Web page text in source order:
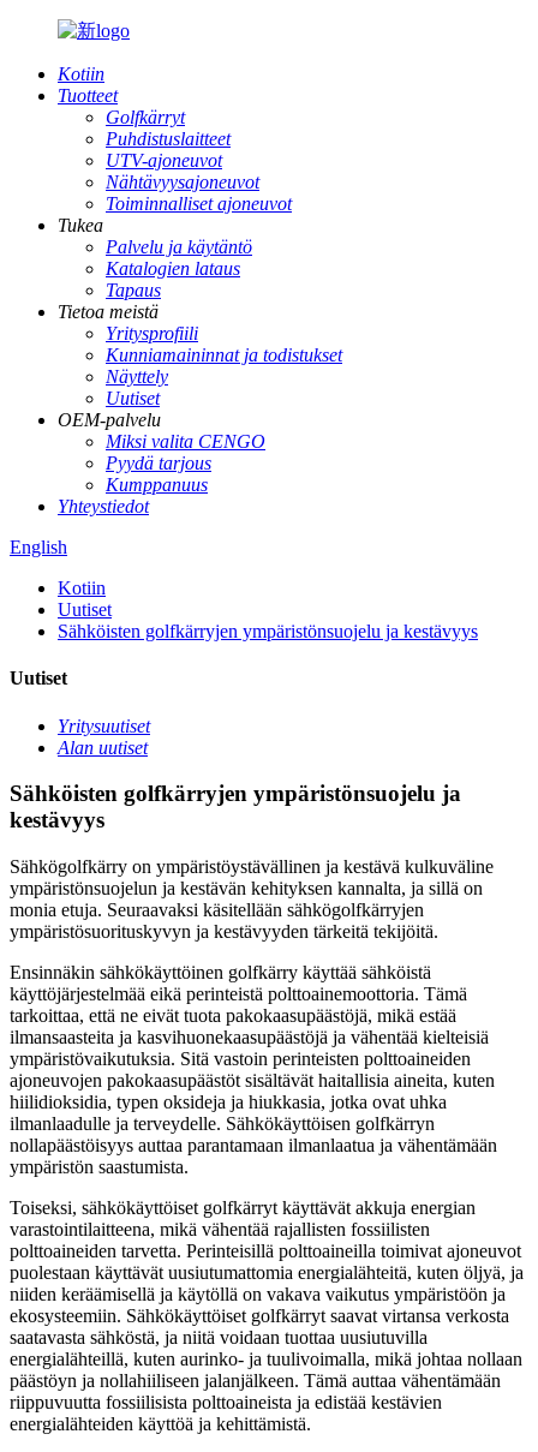
Kotiin
Tuotteet
Golfkärryt
Puhdistuslaitteet
UTV-ajoneuvot
Nähtävyysajoneuvot
Toiminnalliset ajoneuvot
Tukea
Palvelu ja käytäntö
Katalogien lataus
Tapaus
Tietoa meistä
Yritysprofiili
Kunniamaininnat ja todistukset
Näyttely
Uutiset
OEM-palvelu
Miksi valita CENGO
Pyydä tarjous
Kumppanuus
Yhteystiedot
English
Kotiin
Uutiset
Sähköisten golfkärryjen ympäristönsuojelu ja kestävyys
Uutiset
Yritysuutiset
Alan uutiset
Sähköisten golfkärryjen ympäristönsuojelu ja
kestävyys
Sähkögolfkärry on ympäristöystävällinen ja kestävä kulkuväline
ympäristönsuojelun ja kestävän kehityksen kannalta, ja sillä on
monia etuja. Seuraavaksi käsitellään sähkögolfkärryjen
ympäristösuorituskyvyn ja kestävyyden tärkeitä tekijöitä.
Ensinnäkin sähkökäyttöinen golfkärry käyttää sähköistä
käyttöjärjestelmää eikä perinteistä polttoainemoottoria. Tämä
tarkoittaa, että ne eivät tuota pakokaasupäästöjä, mikä estää
ilmansaasteita ja kasvihuonekaasupäästöjä ja vähentää kielteisiä
ympäristövaikutuksia. Sitä vastoin perinteisten polttoaineiden
ajoneuvojen pakokaasupäästöt sisältävät haitallisia aineita, kuten
hiilidioksidia, typen oksideja ja hiukkasia, jotka ovat uhka
ilmanlaadulle ja terveydelle. Sähkökäyttöisen golfkärryn
nollapäästöisyys auttaa parantamaan ilmanlaatua ja vähentämään
ympäristön saastumista.
Toiseksi, sähkökäyttöiset golfkärryt käyttävät akkuja energian
varastointilaitteena, mikä vähentää rajallisten fossiilisten
polttoaineiden tarvetta. Perinteisillä polttoaineilla toimivat ajoneuvot
puolestaan ​​käyttävät uusiutumattomia energialähteitä, kuten öljyä, ja
niiden keräämisellä ja käytöllä on vakava vaikutus ympäristöön ja
ekosysteemiin. Sähkökäyttöiset golfkärryt saavat virtansa verkosta
saatavasta sähköstä, ja niitä voidaan tuottaa uusiutuvilla
energialähteillä, kuten aurinko- ja tuulivoimalla, mikä johtaa nollaan
päästöyn ja nollahiiliseen jalanjälkeen. Tämä auttaa vähentämään
riippuvuutta fossiilisista polttoaineista ja edistää kestävien
energialähteiden käyttöä ja kehittämistä.